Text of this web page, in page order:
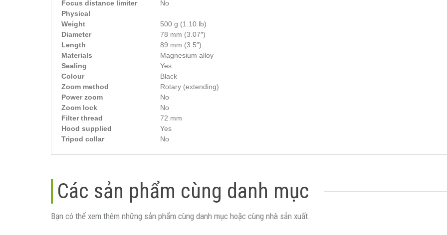
Focus distance limiter
No
Physical
Weight
500 g (1.10 lb)
Diameter
78 mm (3.07″)
Length
89 mm (3.5″)
Materials
Magnesium alloy
Sealing
Yes
Colour
Black
Zoom method
Rotary (extending)
Power zoom
No
Zoom lock
No
Filter thread
72 mm
Hood supplied
Yes
Tripod collar
No
Các sản phẩm cùng danh mục
Bạn có thể xem thêm những sản phẩm cùng danh mục hoặc cùng nhà sản xuất.